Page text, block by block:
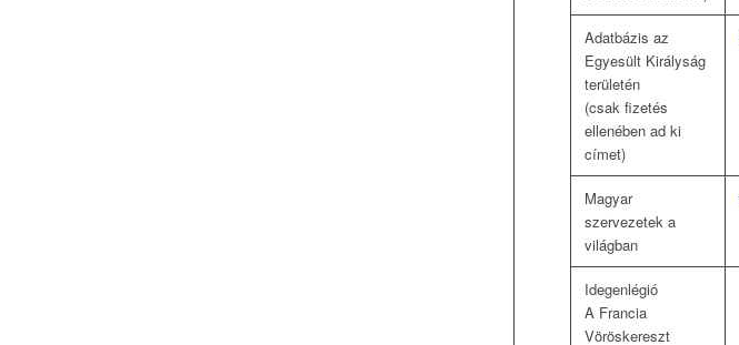
Adatbázis az
Egyesült Királyság
területén
(csak fizetés
ellenében ad ki
címet)
Magyar
szervezetek a
világban
Idegenlégió
A Francia
Vöröskereszt